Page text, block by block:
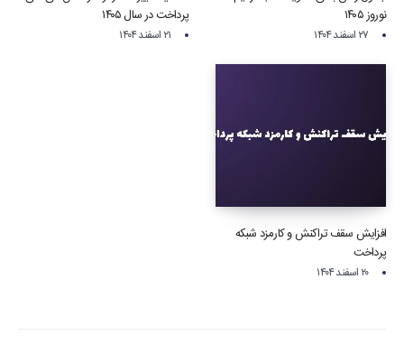
نوروز ۱۴۰۵
۲۷ اسفند ۱۴۰۴
پرداخت در سال ۱۴۰۵
۲۱ اسفند ۱۴۰۴
افزایش سقف تراکنش و کارمزد شبکه
پرداخت
۲۰ اسفند ۱۴۰۴